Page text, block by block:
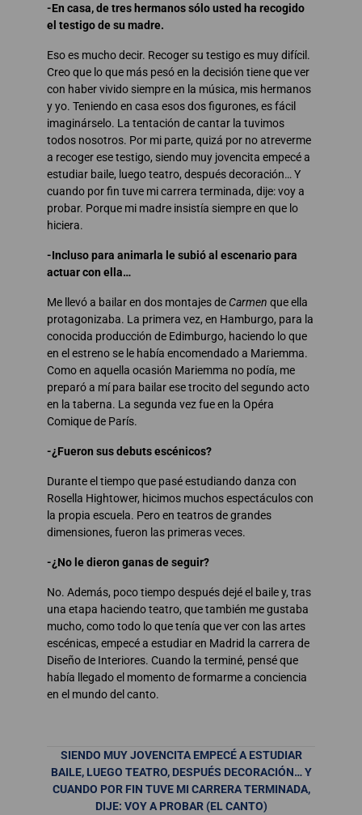
-En casa, de tres hermanos sólo usted ha recogido
el testigo de su madre.
Eso es mucho decir. Recoger su testigo es muy difícil.
Creo que lo que más pesó en la decisión tiene que ver
con haber vivido siempre en la música, mis hermanos
y yo. Teniendo en casa esos dos figurones, es fácil
imaginárselo. La tentación de cantar la tuvimos
todos nosotros. Por mi parte, quizá por no atreverme
a recoger ese testigo, siendo muy jovencita empecé a
estudiar baile, luego teatro, después decoración… Y
cuando por fin tuve mi carrera terminada, dije: voy a
probar. Porque mi madre insistía siempre en que lo
hiciera.
-Incluso para animarla le subió al escenario para
actuar con ella…
Me llevó a bailar en dos montajes de Carmen que ella
protagonizaba. La primera vez, en Hamburgo, para la
conocida producción de Edimburgo, haciendo lo que
en el estreno se le había encomendado a Mariemma.
Como en aquella ocasión Mariemma no podía, me
preparó a mí para bailar ese trocito del segundo acto
en la taberna. La segunda vez fue en la Opéra
Comique de París.
-¿Fueron sus debuts escénicos?
Durante el tiempo que pasé estudiando danza con
Rosella Hightower, hicimos muchos espectáculos con
la propia escuela. Pero en teatros de grandes
dimensiones, fueron las primeras veces.
-¿No le dieron ganas de seguir?
No. Además, poco tiempo después dejé el baile y, tras
una etapa haciendo teatro, que también me gustaba
mucho, como todo lo que tenía que ver con las artes
escénicas, empecé a estudiar en Madrid la carrera de
Diseño de Interiores. Cuando la terminé, pensé que
había llegado el momento de formarme a conciencia
en el mundo del canto.
SIENDO MUY JOVENCITA EMPECÉ A ESTUDIAR
BAILE, LUEGO TEATRO, DESPUÉS DECORACIÓN… Y
CUANDO POR FIN TUVE MI CARRERA TERMINADA,
DIJE: VOY A PROBAR (EL CANTO)